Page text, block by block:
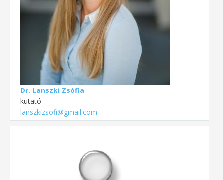
Dr. Lanszki Zsófia
kutató
lanszkizsofi@gmail.com